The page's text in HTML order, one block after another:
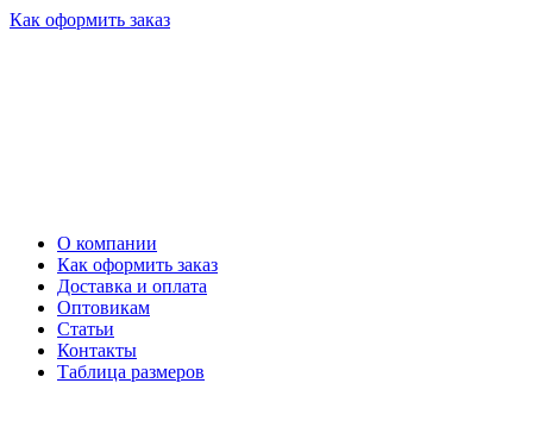
Как оформить заказ
О компании
Как оформить заказ
Доставка и оплата
Оптовикам
Статьи
Контакты
Таблица размеров